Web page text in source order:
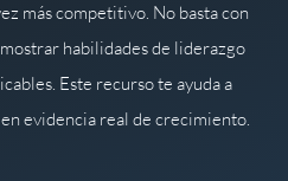
más competitivo. No basta con
habilidades de liderazgo
Este recurso te ayuda a
evidencia real de crecimiento.